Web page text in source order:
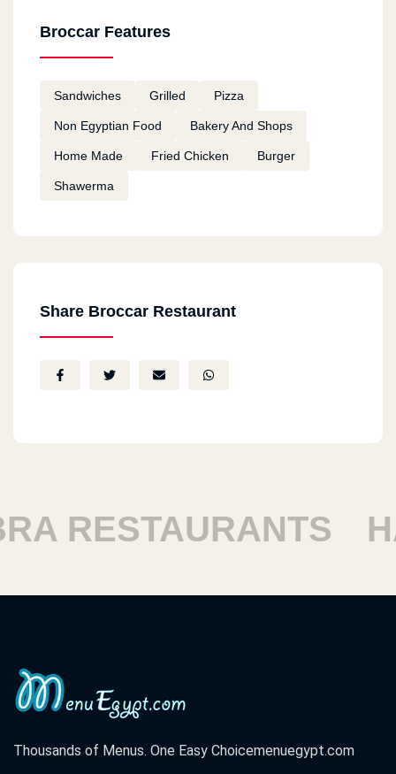
Broccar Features
Sandwiches Grilled Pizza
Non Egyptian Food Bakery And Shops
Home Made Fried Chicken Burger
Shawerma
Share Broccar Restaurant
RESTAURANTS
Thousands of Menus. One Easy Choicemenuegypt.com